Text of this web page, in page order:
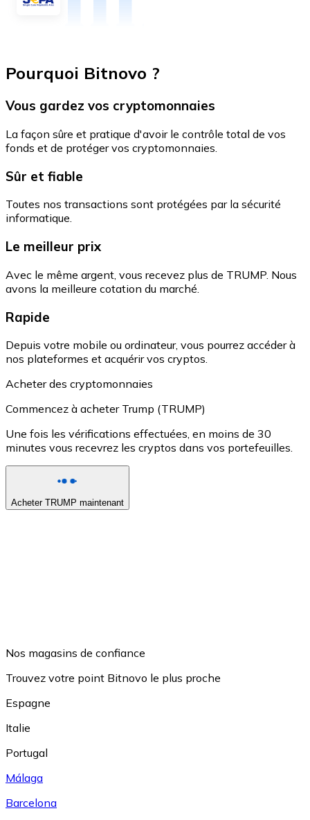
Pourquoi Bitnovo ?
Vous gardez vos cryptomonnaies
La façon sûre et pratique d'avoir le contrôle total de vos
fonds et de protéger vos cryptomonnaies.
Sûr et fiable
Toutes nos transactions sont protégées par la sécurité
informatique.
Le meilleur prix
Avec le même argent, vous recevez plus de TRUMP. Nous
avons la meilleure cotation du marché.
Rapide
Depuis votre mobile ou ordinateur, vous pourrez accéder à
nos plateformes et acquérir vos cryptos.
Acheter des cryptomonnaies
Commencez à acheter Trump (TRUMP)
Une fois les vérifications effectuées, en moins de 30
minutes vous recevrez les cryptos dans vos portefeuilles.
Acheter TRUMP maintenant
Nos magasins de confiance
Trouvez votre point Bitnovo le plus proche
Espagne
Italie
Portugal
Málaga
Barcelona